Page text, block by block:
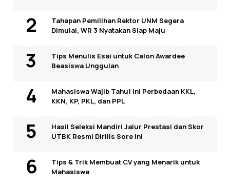
Tahapan Pemilihan Rektor UNM Segera
Dimulai, WR 3 Nyatakan Siap Maju
Tips Menulis Esai untuk Calon Awardee
Beasiswa Unggulan
Mahasiswa Wajib Tahu! Ini Perbedaan KKL,
KKN, KP, PKL, dan PPL
Hasil Seleksi Mandiri Jalur Prestasi dan Skor
UTBK Resmi Dirilis Sore Ini
Tips & Trik Membuat CV yang Menarik untuk
Mahasiswa